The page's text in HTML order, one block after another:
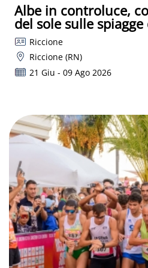
Albe in controluce,
del sole sulle
Riccione
Riccione (RN)
21 Giu - 09 Ago 2026